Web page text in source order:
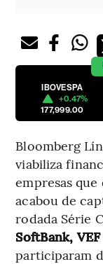
IBOVESPA
+0.47%
177,999.00
Bloomberg
viabiliza
empresas
acabou de
rodada Série
SoftBank,
participaram